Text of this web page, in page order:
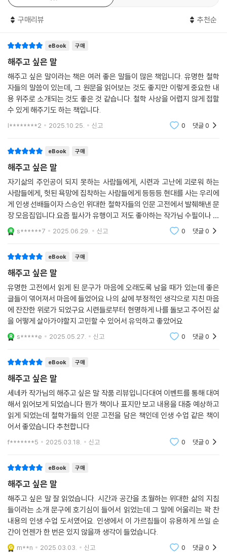
타인과 잘 소통하기 위한 전제 147
왜 친절하게 말해야 하는가? 148
사랑 없이 사람을 대할 수는 없다 151
누군가 내게 잘못을 범했다면 152
남의 비판과 평가에 흔들리지 마라 153
세상 사람들이 당신을 욕해도 154
그 사람의 문제일 뿐이다 155
그의 잘못 때문에 화가 치밀 때 156
가장 고상한 형태의 복수 157
무례한 사람을 만났을 때 159
그는 내 자아를 손상시킬 수 없다 160
당신의 신뢰를 그가 저버렸을 때 161
누군가에게 상처를 받았을 때 162
그에게 짜증을 내서 무엇 하겠는가? 163
5장 치미는 화와 분노에 지배당하는 당신에게
화라는 감정이 유독 위험한 이유 167
무턱대고 화부터 내면 안 된다 169
애초에 화가 날 때부터 물리치자 170
화를 잘 내는 사람들의 착각 171
우리 마음에서 화를 지워내자 172
화에게 곁을 내어주지 말자 173
의심과 불신에서 벗어나자 174
사소한 일로 화를 내지 말자 175
나도 이런 행동을 한 적이 있었지 176
남에게 들은 말로 화내지 말자 178
용서하고 관용을 베풀자 179
누군가 당신에게 화를 낸다면 180
화가 얼마나 거센지 파악하자 181
각자의 성격에 따른 화 억누르기 182
절대 화에 휩쓸려서는 안 된다 183
화의 신호를 억누르는 법 184
화를 자극하는 사람들과 멀어져라 186
만약 쉽게 화를 내는 성격이라면 187
지친 사람은 싸움을 찾아다닌다 188
우리를 초조하게 만드는 요인 189
어느 정도는 모른 척하고 지나치자 190
심한 모욕을 받았어도 참아내자 191
스스로 화를 찾아 나서기도 한다 192
화나게 한 상대 입장도 생각해보자 193
구매리뷰 추천순
eBook 구매
해주고 싶은 말
해주고 싶은 말이라는 책은 여러 좋은 말들이 많은 책입니다. 유명한 철학
자들의 말씀이 있는데, 그 원문을 읽어보는 것도 좋지만 이렇게 중요한 내
용 위주로 소개되는 것도 좋은 것 같습니다. 철학 사상을 어렵지 않게 접할
수 있게 해주기도 하는 책입니다.
l********2 2025.10.25. 신고 0 댓글0
eBook 구매
해주고 싶은 말
자기삶의 주인공이 되지 못하는 사람들에게, 시련과 고난에 괴로워 하는
사람들에게, 헛된 욕망에 집착하는 사람들에게 등등등.현대를 사는 우리에
게 인생 선배들이자 스승인 위대한 철학자들의 인문 고전에서 발췌해낸 문
장 모음집입니다.요즘 필사가 유행이고 저도 좋아하는 작가님 수필이나 소
설 필사중인데 이 책 역시 필사하면 좋겠단 생각이 들었습니다.잘 읽었습
니다.
s******7 2025.06.29. 신고 0 댓글0
eBook 구매
해주고 싶은 말
유명한 고전에서 읽게 된 문구가 마음에 오래도록 남을 때가 있는데 좋은
글들이 엮어져서 마음에 들었어요 나의 삶에 부정적인 생각으로 지친 마음
에 잔잔한 위로가 되었구요 시련들로부터 현명하게 나를 돌보고 주어진 삶
을 어떻게 살아가야할지 고민할 수 있어서 유익하고 좋았어요
s*****e 2025.05.27. 신고 0 댓글0
eBook 구매
해주고 싶은 말
세네카 작가님의 해주고 싶은 말 작품 리뷰입니다대여 이벤트를 통해 대여
해서 읽어보게 되었습니다 뭔가 책이나 표지만 보고 내용을 대충 예상하고
읽게 되었는데 철학가들의 인문 고전을 담은 책인데 인생 수업 같은 책이
어서 좋았습니다 추천합니다
f*******5 2025.03.18. 신고 0 댓글0
eBook 구매
해주고 싶은 말
해주고 싶은 말 잘 읽었습니다. 시간과 공간을 초월하는 위대한 삶의 지침
들이라는 소개 문구에 호기심이 들어서 읽었는데 그 말에 어울리는 꽉 찬
내용의 인생 수업 도서였어요. 인생에서 이 가르침들이 유용하게 쓰일 순
간이 언젠가 한 번은 있지 않을까 생각이 들었습니다.
m**n 2025.03.03. 신고 0 댓글0